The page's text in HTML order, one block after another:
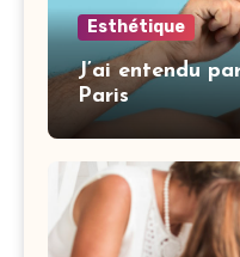
Esthétique
J’ai entendu
Paris